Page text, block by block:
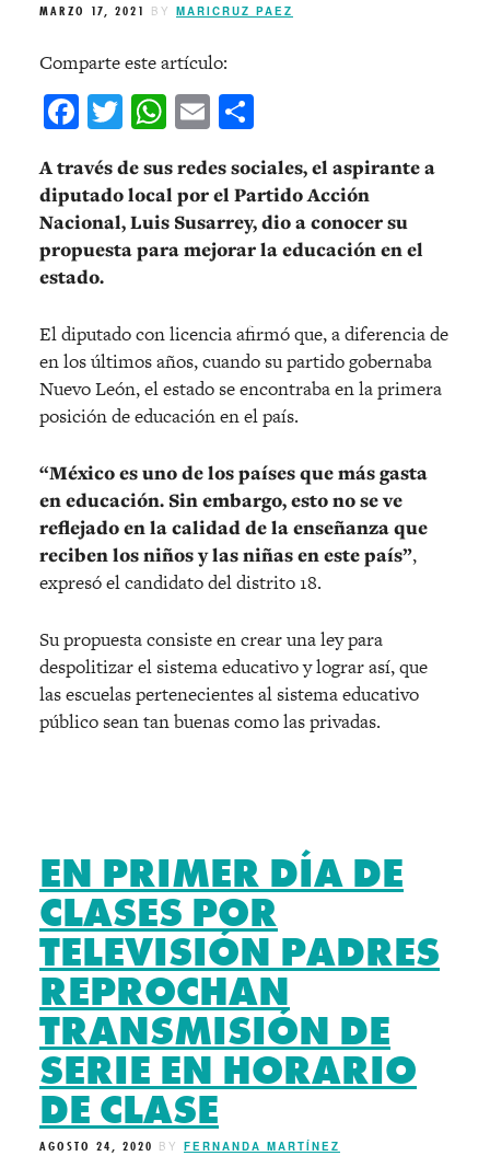
MARZO 17, 2021 BY MARICRUZ PAEZ
Comparte este artículo:
Facebook
Twitter
WhatsApp
Email
A través de sus redes sociales, el aspirante a
diputado local por el Partido Acción
Nacional, Luis Susarrey, dio a conocer su
propuesta para mejorar la educación en el
estado.
El diputado con licencia afirmó que, a diferencia de
en los últimos años, cuando su partido gobernaba
Nuevo León, el estado se encontraba en la primera
posición de educación en el país.
“México es uno de los países que más gasta
en educación. Sin embargo, esto no se ve
reflejado en la calidad de la enseñanza que
reciben los niños y las niñas en este país”,
expresó el candidato del distrito 18.
Su propuesta consiste en crear una ley para
despolitizar el sistema educativo y lograr así, que
las escuelas pertenecientes al sistema educativo
público sean tan buenas como las privadas.
EN PRIMER DÍA DE
CLASES POR
TELEVISIÓN PADRES
REPROCHAN
TRANSMISIÓN DE
SERIE EN HORARIO
DE CLASE
AGOSTO 24, 2020 BY FERNANDA MARTÍNEZ